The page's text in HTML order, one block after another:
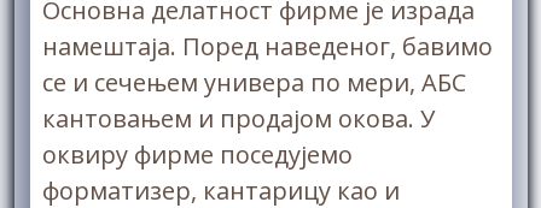
Основна делатност фирме је израда
намештаја. Поред наведеног, бавимо
се и сечењем универа по мери, АБС
кантовањем и продајом окова. У
оквиру фирме поседујемо
форматизер, кантарицу као и